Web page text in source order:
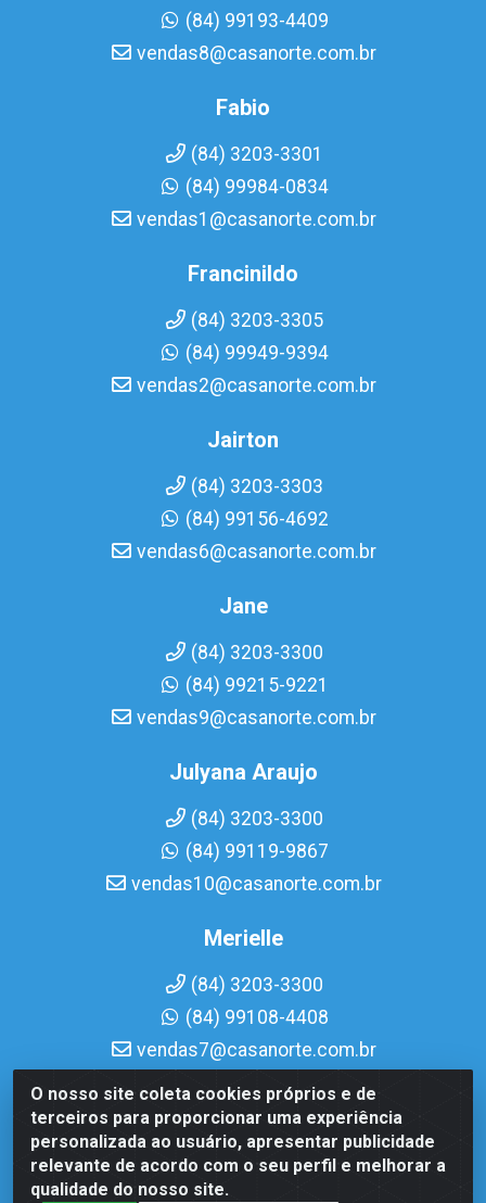
O nosso site coleta cookies próprios e de
terceiros para proporcionar uma experiência
personalizada ao usuário, apresentar publicidade
relevante de acordo com o seu perfil e melhorar a
qualidade do nosso site.
(84) 99193-4409
vendas8@casanorte.com.br
Fabio
(84) 3203-3301
(84) 99984-0834
vendas1@casanorte.com.br
Francinildo
(84) 3203-3305
(84) 99949-9394
vendas2@casanorte.com.br
Jairton
(84) 3203-3303
(84) 99156-4692
vendas6@casanorte.com.br
Jane
(84) 3203-3300
(84) 99215-9221
vendas9@casanorte.com.br
Julyana Araujo
(84) 3203-3300
(84) 99119-9867
vendas10@casanorte.com.br
Merielle
(84) 3203-3300
(84) 99108-4408
vendas7@casanorte.com.br
Casa Norte LTDA - Av. Interventor Mário Câmara, 1815 -
Dix-Sept Rosado, Natal/RN - CEP 59054-600 - CNPJ
08.713.513/0001-51